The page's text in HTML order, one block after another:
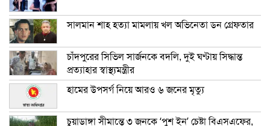
সালমান শাহ হত্যা মামলায় খল অভিনেতা ডন গ্রেফতার
চাঁদপুরের সিভিল সার্জনকে বদলি, দুই ঘণ্টায় সিদ্ধান্ত
প্রত্যাহার স্বাস্থ্যমন্ত্রীর
হামের উপসর্গ নিয়ে আরও ৬ জনের মৃত্যু
চুয়াডাঙ্গা সীমান্তে ৩ জনকে ‘পুশ ইন’ চেষ্টা বিএসএফের,